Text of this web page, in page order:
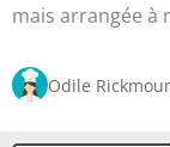
mais arrangée à
Odile